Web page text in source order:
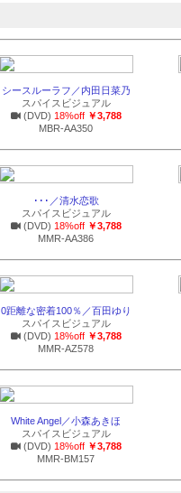
シースルーラフ／内田日菜乃
スパイスビジュアル
(DVD) 18%off ￥3,788
MBR-AA350
･･･／清水恋歌
スパイスビジュアル
(DVD) 18%off ￥3,788
MMR-AA386
0距離な密着100％／百田ゆり
スパイスビジュアル
(DVD) 18%off ￥3,788
MMR-AZ578
White Angel／小森あきほ
スパイスビジュアル
(DVD) 18%off ￥3,788
MMR-BM157